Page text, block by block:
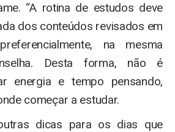
“A rotina de estudos deve
dos conteúdos revisados em
na mesma
Desta forma, não é
energia e tempo pensando,
começar a estudar.
dicas para os dias que